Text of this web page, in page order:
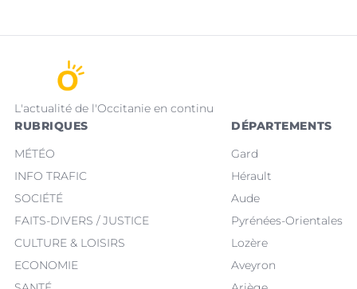
L'actualité de l'Occitanie en continu
RUBRIQUES
MÉTÉO
INFO TRAFIC
SOCIÉTÉ
FAITS-DIVERS / JUSTICE
CULTURE & LOISIRS
ECONOMIE
DÉPARTEMENTS
Gard
Hérault
Aude
Pyrénées-Orientales
Lozère
Aveyron